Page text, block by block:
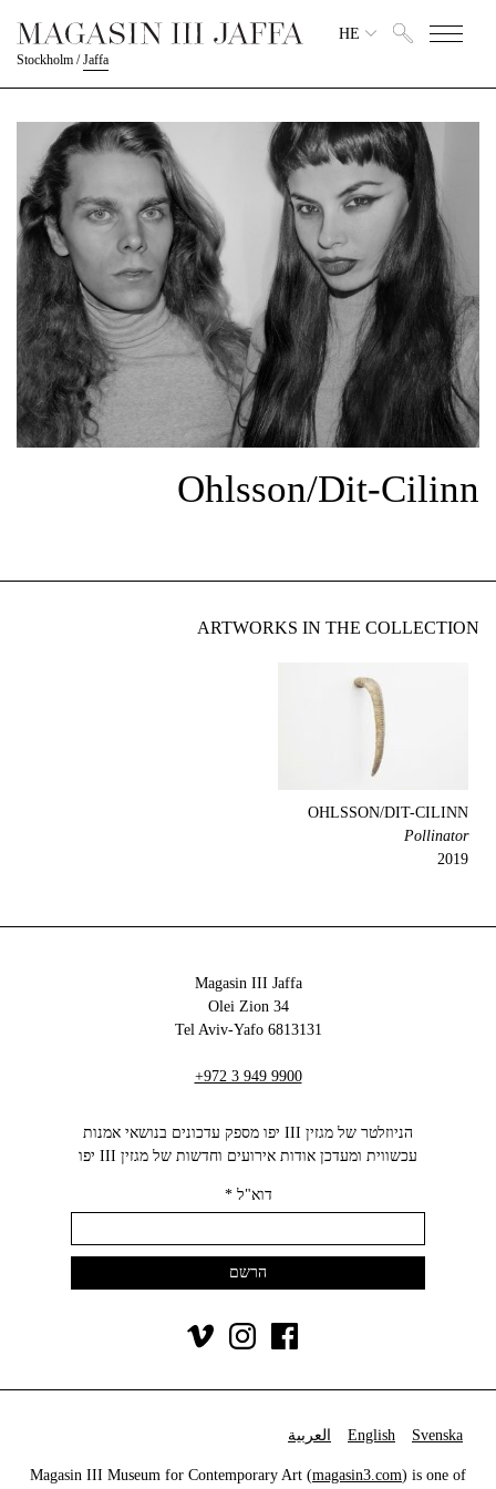
Stockholm /Jaffa
HE
Ohlsson/Dit-Cilinn
ARTWORKS IN THE COLLECTION
OHLSSON/DIT-CILINN
Pollinator
2019
Magasin III Jaffa
34 Olei Zion
6813131 Tel Aviv-Yafo
+972 3 949 9900
הניוזלטר של מגזין III יפו מספק עדכונים בנושאי אמנות
עכשווית ומעדכן אודות אירועים וחדשות של מגזין III יפו‬
דוא"ל*
Svenska
English العربية
Magasin III Museum for Contemporary Art (magasin3.com) is one of